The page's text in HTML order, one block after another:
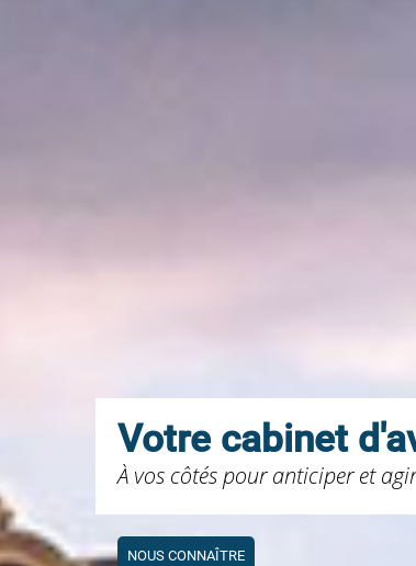
Votre cabinet
À vos côtés pour anticiper et agir
NOUS CONNAÎTRE